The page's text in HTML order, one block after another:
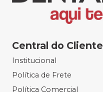
Central do Cliente
Institucional
Política de Frete
Política Comercial